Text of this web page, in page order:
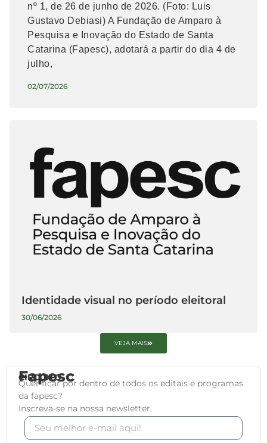
nº 1, de 26 de junho de 2026. (Foto: Luis
Gustavo Debiasi) A Fundação de Amparo à
Pesquisa e Inovação do Estado de Santa
Catarina (Fapesc), adotará a partir do dia 4 de
julho,
02/07/2026
Identidade visual no período eleitoral
30/06/2026
VEJA MAIS
CIRCUITO
Fapesc
Quer ficar por dentro de todos os editais e programas
da fapesc?
Inscreva-se na nossa newsletter.